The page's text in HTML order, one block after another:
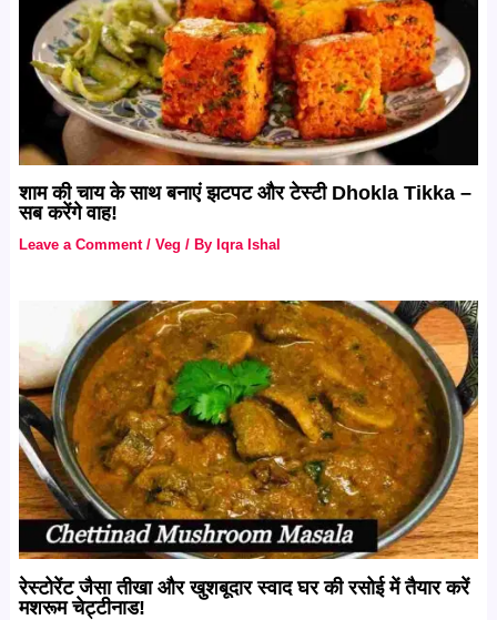
शाम की चाय के साथ बनाएं झटपट और टेस्टी Dhokla Tikka –
सब करेंगे वाह!
Leave a Comment /Veg / By Iqra Ishal
रेस्टोरेंट जैसा तीखा और खुशबूदार स्वाद घर की रसोई में तैयार करें
मशरूम चेट्टीनाड!